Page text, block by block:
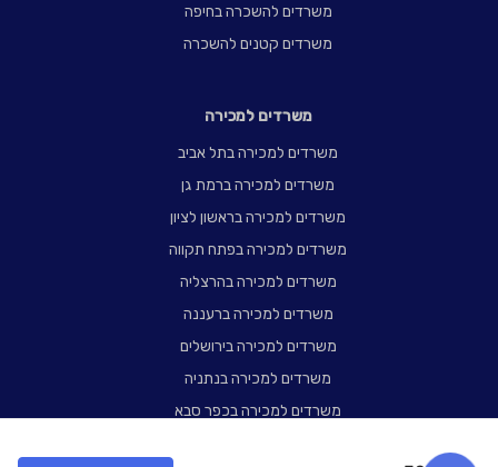
משרדים להשכרה בחיפה
משרדים קטנים להשכרה
משרדים למכירה
משרדים למכירה בתל אביב
משרדים למכירה ברמת גן
משרדים למכירה בראשון לציון
משרדים למכירה בפתח תקווה
משרדים למכירה בהרצליה
משרדים למכירה ברעננה
משרדים למכירה בירושלים
משרדים למכירה בנתניה
משרדים למכירה בכפר סבא